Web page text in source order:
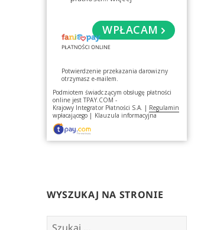
WPŁACAM
Potwierdzenie przekazania darowizny
otrzymasz e-mailem.
Podmiotem świadczącym obsługę płatności
online jestTPAY.COM -
Krajowy Integrator Płatności S.A. | Regulamin
wpłacającego | Klauzula informacyjna
WYSZUKAJ NA STRONIE
Szukaj: